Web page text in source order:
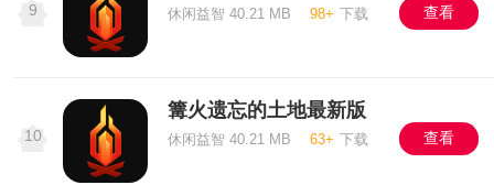
9 休闲益智 40.21 MB 98+ 下载 查看
10
篝火遗忘的土地最新版
休闲益智 40.21 MB 63+ 下载 查看